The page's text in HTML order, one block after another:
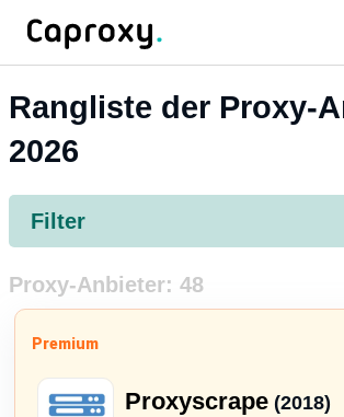
Rangliste der Proxy-
2026
Filter
Proxy-Anbieter: 48
Premium
Proxyscrape (2018)